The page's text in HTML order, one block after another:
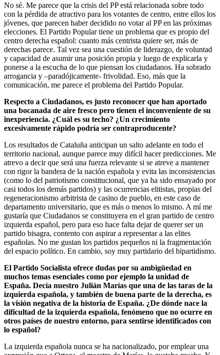
No sé. Me parece que la crisis del PP está relacionada sobre todo
con la pérdida de atractivo para los votantes de centro, entre ellos los
jóvenes, que parecen haber decidido no votar al PP en las próximas
elecciones. El Partido Popular tiene un problema que es propio del
centro derecha español: cuanto más centrista quiere ser, más de
derechas parece. Tal vez sea una cuestión de liderazgo, de voluntad
y capacidad de asumir una posición propia y luego de explicarla y
ponerse a la escucha de lo que piensan los ciudadanos. Ha sobrado
arrogancia y –paradójicamente- frivolidad. Eso, más que la
comunicación, me parece el problema del Partido Popular.
Respecto a Ciudadanos, es justo reconocer que han aportado
una bocanada de aire fresco pero tienen el inconveniente de su
inexperiencia. ¿Cuál es su techo? ¿Un crecimiento
excesivamente rápido podría ser contraproducente?
Los resultados de Cataluña anticipan un salto adelante en todo el
territorio nacional, aunque parece muy difícil hacer predicciones. Me
atrevo a decir que será una fuerza relevante si se atreve a mantener
con rigor la bandera de la nación española y evita las inconsistencias
(como lo del patriotismo constitucional, que ya ha sido ensayado por
casi todos los demás partidos) y las ocurrencias elitistas, propias del
regeneracionismo arbitrista de casino de pueblo, en este caso de
departamento universitario, que es más o menos lo mismo. A mí me
gustaría que Ciudadanos se constituyera en el gran partido de centro
izquierda español, pero para eso hace falta dejar de querer ser un
partido bisagra, contento con aspirar a representar a las elites
españolas. No me gustan los partidos pequeños ni la fragmentación
del espacio político. En cambio, soy muy partidario del bipartidismo.
El Partido Socialista ofrece dudas por su ambigüedad en
muchos temas esenciales como por ejemplo la unidad de
España. Decía nuestro Julián Marías que una de las taras de la
izquierda española, y también de buena parte de la derecha, es
la visión negativa de la historia de España. ¿De dónde nace la
dificultad de la izquierda española, fenómeno que no ocurre en
otros países de nuestro entorno, para sentirse identificados con
lo español?
La izquierda española nunca se ha nacionalizado, por emplear una